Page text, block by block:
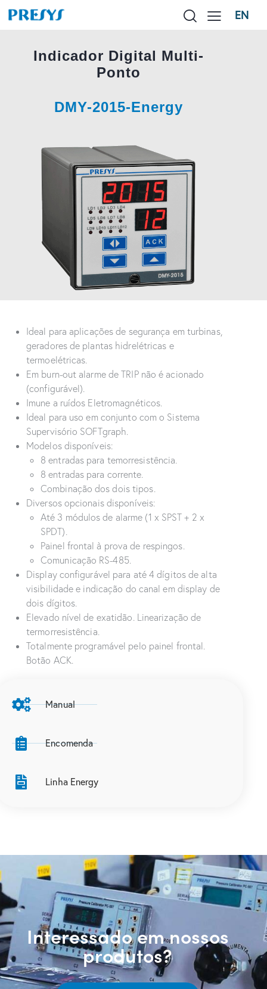
EN
Indicador Digital Multi-
Ponto
DMY-2015-Energy
Ideal para aplicações de segurança em turbinas,
geradores de plantas hidrelétricas e
termoelétricas.
Em burn-out alarme de TRIP não é acionado
(configurável).
Imune a ruídos Eletromagnéticos.
Ideal para uso em conjunto com o Sistema
Supervisório SOFTgraph.
Modelos disponíveis:
8 entradas para temorresistência.
8 entradas para corrente.
Combinação dos dois tipos.
Diversos opcionais disponíveis:
Até 3 módulos de alarme (1 x SPST + 2 x
SPDT).
Painel frontal à prova de respingos.
Comunicação RS-485.
Display configurável para até 4 dígitos de alta
visibilidade e indicação do canal em display de
dois dígitos.
Elevado nível de exatidão. Linearização de
termorresistência.
Totalmente programável pelo painel frontal.
Botão ACK.
Manual
Encomenda
Linha Energy
Interessado em nossos
produtos?